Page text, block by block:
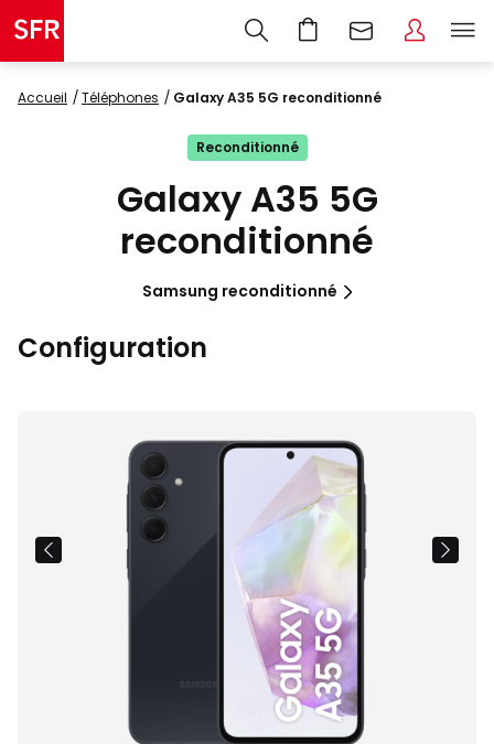
Accueil Téléphones Galaxy A35 5G reconditionné
Reconditionné
Galaxy A35 5G
reconditionné
Samsung reconditionné
Configuration
Images
produit